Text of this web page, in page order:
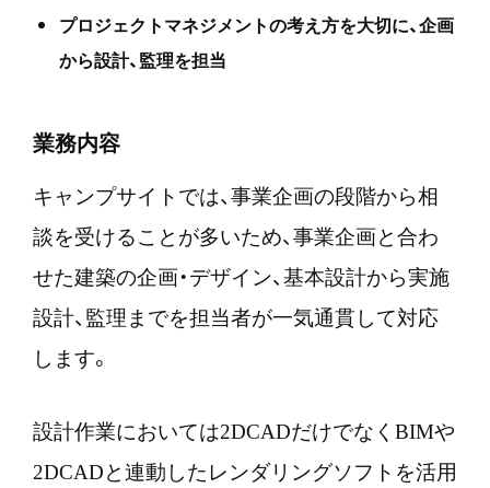
プロジェクトマネジメントの考え方を大切に、企画
から設計、監理を担当
業務内容
キャンプサイトでは、事業企画の段階から相
談を受けることが多いため、事業企画と合わ
せた建築の企画・デザイン、基本設計から実施
設計、監理までを担当者が一気通貫して対応
します。
設計作業においては2DCADだけでなくBIMや
2DCADと連動したレンダリングソフトを活用